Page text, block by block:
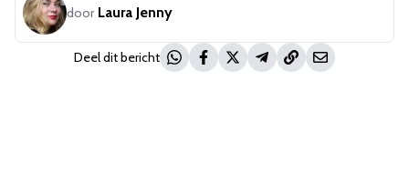
door Laura Jenny
Deel dit bericht